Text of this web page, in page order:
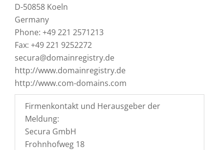
D-50858 Koeln
Germany
Phone: +49 221 2571213
Fax: +49 221 9252272
secura@domainregistry.de
http://www.domainregistry.de
http://www.com-domains.com
Firmenkontakt und Herausgeber der
Meldung:
Secura GmbH
Frohnhofweg 18